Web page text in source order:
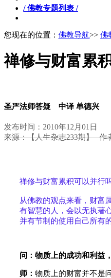
/ 佛教专题列表 /
您现在的位置： 佛教导航>> 佛
禅修与财富累
圣严法师答疑 中译 单德兴
发布时间：2010年12月01日
来源：【人生杂志233期】
禅修与财富累积可以并行
从佛教的观点来看，财富属
有智慧的人，会以无执著心
并有节制的使用自己所有的
问：物质上的成功和利益，
师： 物质上的财富并不是